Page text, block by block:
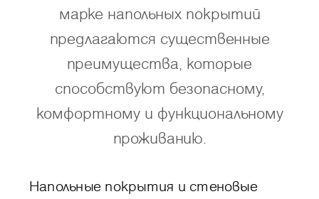
марке напольных покрытий
предлагаются существенные
преимущества, которые
способствуют безопасному,
комфортному и функциональному
проживанию.
Напольные покрытия и стеновые